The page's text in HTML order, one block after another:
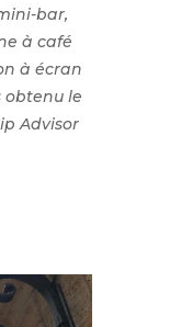
bar,
à café
à écran
obtenu le
Advisor